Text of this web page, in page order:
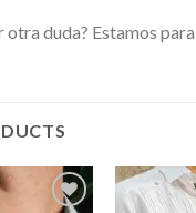
otra duda? Estamos para